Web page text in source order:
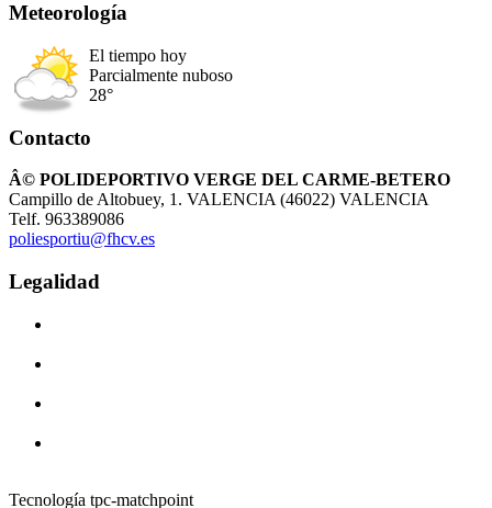
Meteorología
El tiempo hoy
Parcialmente nuboso
28°
Contacto
Â© POLIDEPORTIVO VERGE DEL CARME-BETERO
Campillo de Altobuey, 1. VALENCIA (46022) VALENCIA
Telf. 963389086
poliesportiu@fhcv.es
Legalidad
Tecnología tpc-matchpoint